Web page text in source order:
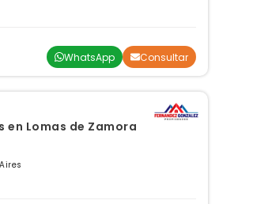
WhatsApp Consultar
Lomas de Zamora